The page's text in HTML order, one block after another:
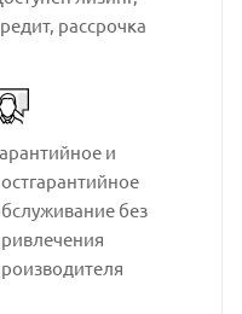
рассрочка
и
без